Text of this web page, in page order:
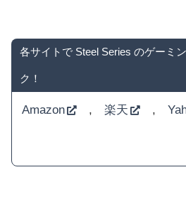
各サイトで Steel Series のゲーミ
ク！
Amazon , 楽天 ,